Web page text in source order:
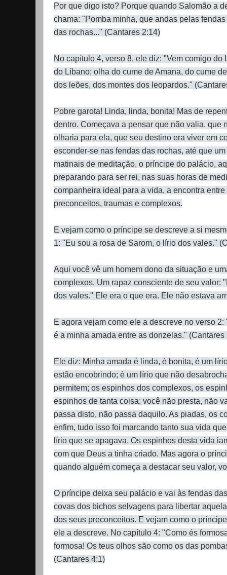
Por que digo isto? Porque quando Salomão a
chama: "Pomba minha, que andas pelas
das rochas..." (Cantares 2:14)
No capítulo 4, verso 8, ele diz: "Vem comigo
do Líbano; olha do cume de Amana, do cume
dos leões, dos montes dos leopardos."
Pobre garota! Linda, linda, bonita! Mas de
dentro. Começava a pensar que não valia, que
olharia para ela, que seu destino era viver em
esconder-se nas fendas das rochas, até que
matinais de meditação, o príncipe do palácio,
preparando para ser rei, nas suas horas de
companheira ideal para a vida, a encontra
preconceitos, traumas e complexos.
E vejam como o príncipe se descreve a si
1: "Eu sou a rosa de Sarom, o lírio dos vales."
Aqui você vê um homem dono da situação e
complexos. Um rapaz consciente de seu valor:
dos vales." Ele era o que era. Ele não estava
E agora vejam como ele a descreve no verso
é a minha amada entre as donzelas." (Cantares
Ele diz: Minha amada é linda, é bonita, é um
estão encobrindo; é um lírio que não
permitem; os espinhos dos complexos, os
espinhos de tanta coisa; você não presta, não
passa disto, não passa daquilo. As piadas, os
enfim, tudo isso foi marcando tanto sua vida
lírio que se apagava. Os espinhos desta vida
com que Deus a tinha criado. Mas agora o
quando alguém começa a destacar seu valor,
O príncipe deixa seu palácio e vai às fendas
covas dos bichos selvagens para libertar
dos seus preconceitos. E vejam como o
ele a descreve. No capítulo 4: "Como és
formosa! Os teus olhos são como os das
(Cantares 4:1)